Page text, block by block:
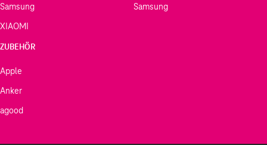
Samsung
XIAOMI
Samsung
ZUBEHÖR
Apple
Anker
agood